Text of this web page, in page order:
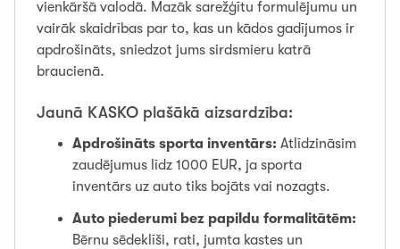
vienkāršā valodā. Mazāk sarežģītu formulējumu un
vairāk skaidrības par to, kas un kādos gadījumos ir
apdrošināts, sniedzot jums sirdsmieru katrā
braucienā.
Jaunā KASKO plašākā aizsardzība:
Apdrošināts sporta inventārs: Atlīdzināsim
zaudējumus līdz 1000 EUR, ja sporta
inventārs uz auto tiks bojāts vai nozagts.
Auto piederumi bez papildu formalitātēm:
Bērnu sēdeklīši, rati, jumta kastes un